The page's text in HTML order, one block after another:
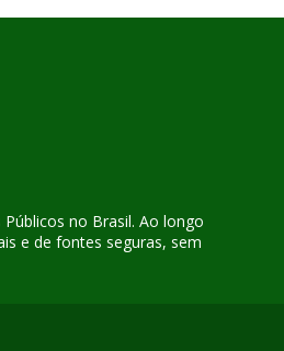
no Brasil. Ao longo
e de fontes seguras, sem